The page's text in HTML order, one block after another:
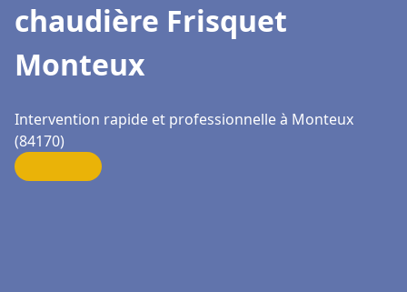
chaudière Frisquet
Monteux
Intervention rapide et professionnelle à Monteux
(84170)